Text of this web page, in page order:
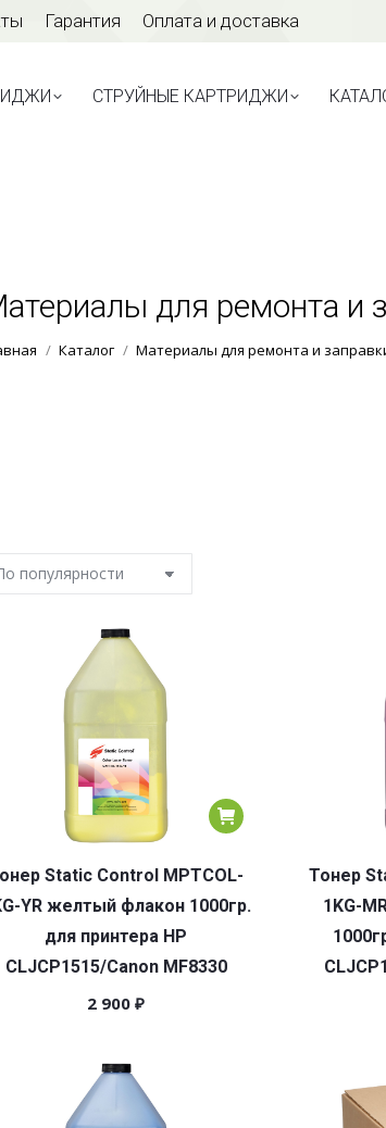
Гарантия Оплата и доставка
СТРУЙНЫЕ КАРТРИДЖИ
для ремонта и
Вы здесь:
Каталог Материалы для ремонта и
Static Control MPTCOL-
YR желтый флакон 1000гр.
для принтера HP
CLJCP1515/Canon MF8330
2 900 ₽
Тонер
1KG-